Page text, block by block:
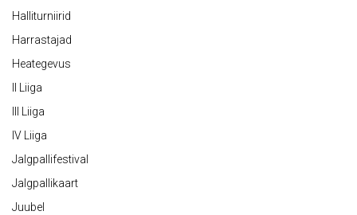
Halliturniirid
Harrastajad
Heategevus
II Liiga
III Liiga
IV Liiga
Jalgpallifestival
Jalgpallikaart
Juubel